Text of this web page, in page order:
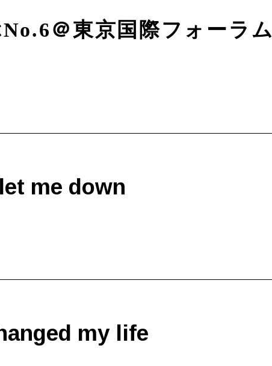
＠東京国際フォーラム
me down
my life